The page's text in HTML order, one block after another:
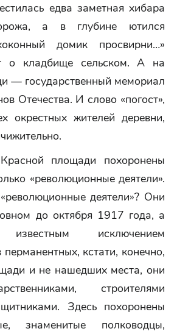
едва заметная хибара
а в глубине ютился
домик просвирни…»
о кладбище сельском. А на
— государственный мемориал
Отечества. И слово «погост»,
окрестных жителей деревни,
площади похоронены
«революционные деятели».
деятели»? Они
до октября 1917 года, а
исключением
кстати, конечно,
и не нашедших места, они
строителями
Здесь похоронены
знаменитые полководцы,